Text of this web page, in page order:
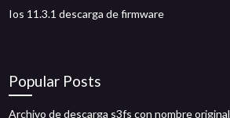
Ios 11.3.1 descarga de firmware
Popular Posts
Archivo de descarga s3fs con nombre original